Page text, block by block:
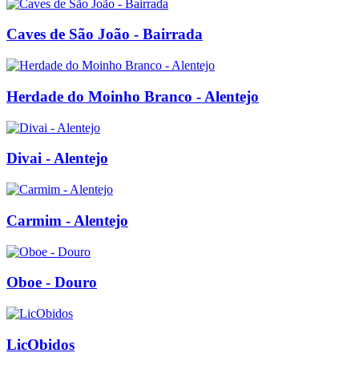
Caves de São João - Bairrada
Herdade do Moinho Branco - Alentejo
Divai - Alentejo
Carmim - Alentejo
Oboe - Douro
LicObidos